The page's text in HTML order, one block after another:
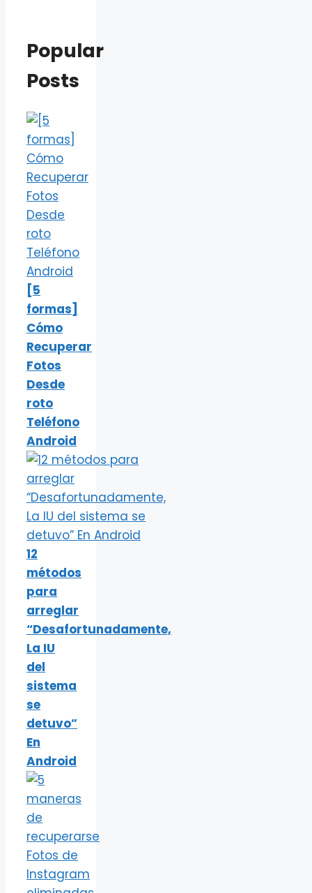
Popular
Posts
[5
formas]
Cómo
Recuperar
Fotos
Desde
roto
Teléfono
Android
12
métodos
para
arreglar
“Desafortunadamente,
La IU
del
sistema
se
detuvo”
En
Android